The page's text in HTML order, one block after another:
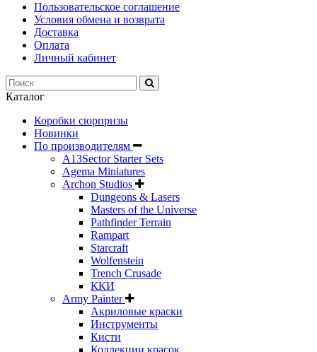
Пользовательское соглашение
Условия обмена и возврата
Доставка
Оплата
Личный кабинет
Каталог
Коробки сюрпризы
Новинки
По производителям
A13Sector Starter Sets
Agema Miniatures
Archon Studios
Dungeons & Lasers
Masters of the Universe
Pathfinder Terrain
Rampart
Starcraft
Wolfenstein
Trench Crusade
ККИ
Army Painter
Акриловые краски
Инструменты
Кисти
Коллекции красок